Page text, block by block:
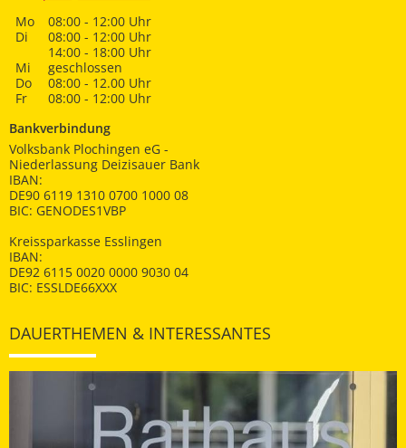
Mo
08:00 - 12:00 Uhr
Di
08:00 - 12:00 Uhr
14:00 - 18:00 Uhr
Mi
geschlossen
Do
08:00 - 12.00 Uhr
Fr
08:00 - 12:00 Uhr
Bankverbindung
Volksbank Plochingen eG -
Niederlassung Deizisauer Bank
IBAN:
DE90 6119 1310 0700 1000 08
BIC: GENODES1VBP
Kreissparkasse Esslingen
IBAN:
DE92 6115 0020 0000 9030 04
BIC: ESSLDE66XXX
DAUERTHEMEN & INTERESSANTES